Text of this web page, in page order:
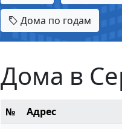
Дома по годам
Дома в
№ Адрес